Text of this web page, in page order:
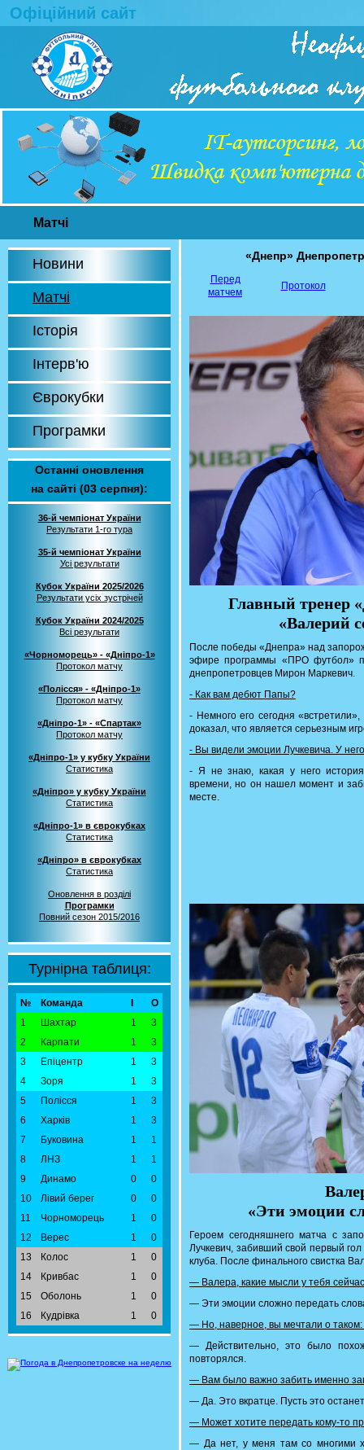
Офіційний сайт
Матчі
Новини
Матчі
Історія
Інтерв'ю
Єврокубки
Програмки
Останні оновлення
на сайті (03 серпня):
36-й чемпіонат України
Результати 1-го тура
35-й чемпіонат України
Усі результати
Кубок України 2025/2026
Результати усіх зустрічей
Кубок України 2024/2025
Всі результати
«Чорноморець» - «Дніпро-1»
Протокол матчу
«Полісся» - «Дніпро-1»
Протокол матчу
«Дніпро-1» - «Спартак»
Протокол матчу
«Дніпро-1» у кубку України
Статистика
«Дніпро» у кубку України
Статистика
«Дніпро-1» в єврокубках
Статистика
«Дніпро» в єврокубках
Статистика
Оновлення в розділі
Програмки
Повний сезон 2015/2016
Турнірна таблиця:
№ Команда
О
1
Шахтар 1
3
2
Карпати 1
3
3
Епіцентр 1
3
4
Зоря 1
3
5
Полісся 1
3
6
Харків 1
3
7
Буковина 1
1
8
ЛНЗ 1
1
9
Динамо 0
0
10
Лівий берег 0
0
11
Чорноморець 1
0
12
Верес 1
0
13
Колос 1
0
14
Кривбас 1
0
15
Оболонь 1
0
16
Кудрівка 1 0
«Днепр»
Перед
матчем
Протокол
Главный тренер
«Валерий
После победы «Днепра» над
эфире программы «ПРО футбол»
днепропетровцев Мирон Маркевич.
- Как вам дебют Папы?
- Немного его сегодня
доказал, что является серьезным
- Вы видели эмоции Лучкевича. У
- Я не знаю, какая у него
времени, но он нашел момент и
месте.
«Эти эмоции
Героем сегодняшнего матча с
Лучкевич, забивший свой первый
клуба. После финального свистка
— Валера, какие мысли у тебя
— Эти эмоции сложно передать
— Но, наверное, вы мечтали о таком:
— Действительно, это было
повторялся.
— Вам было важно забить именно
— Да. Это вкратце. Пусть это
— Может хотите передать кому-то
— Да нет, у меня там со многими